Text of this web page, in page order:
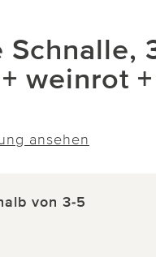
weinrot
ansehen
von 3-5